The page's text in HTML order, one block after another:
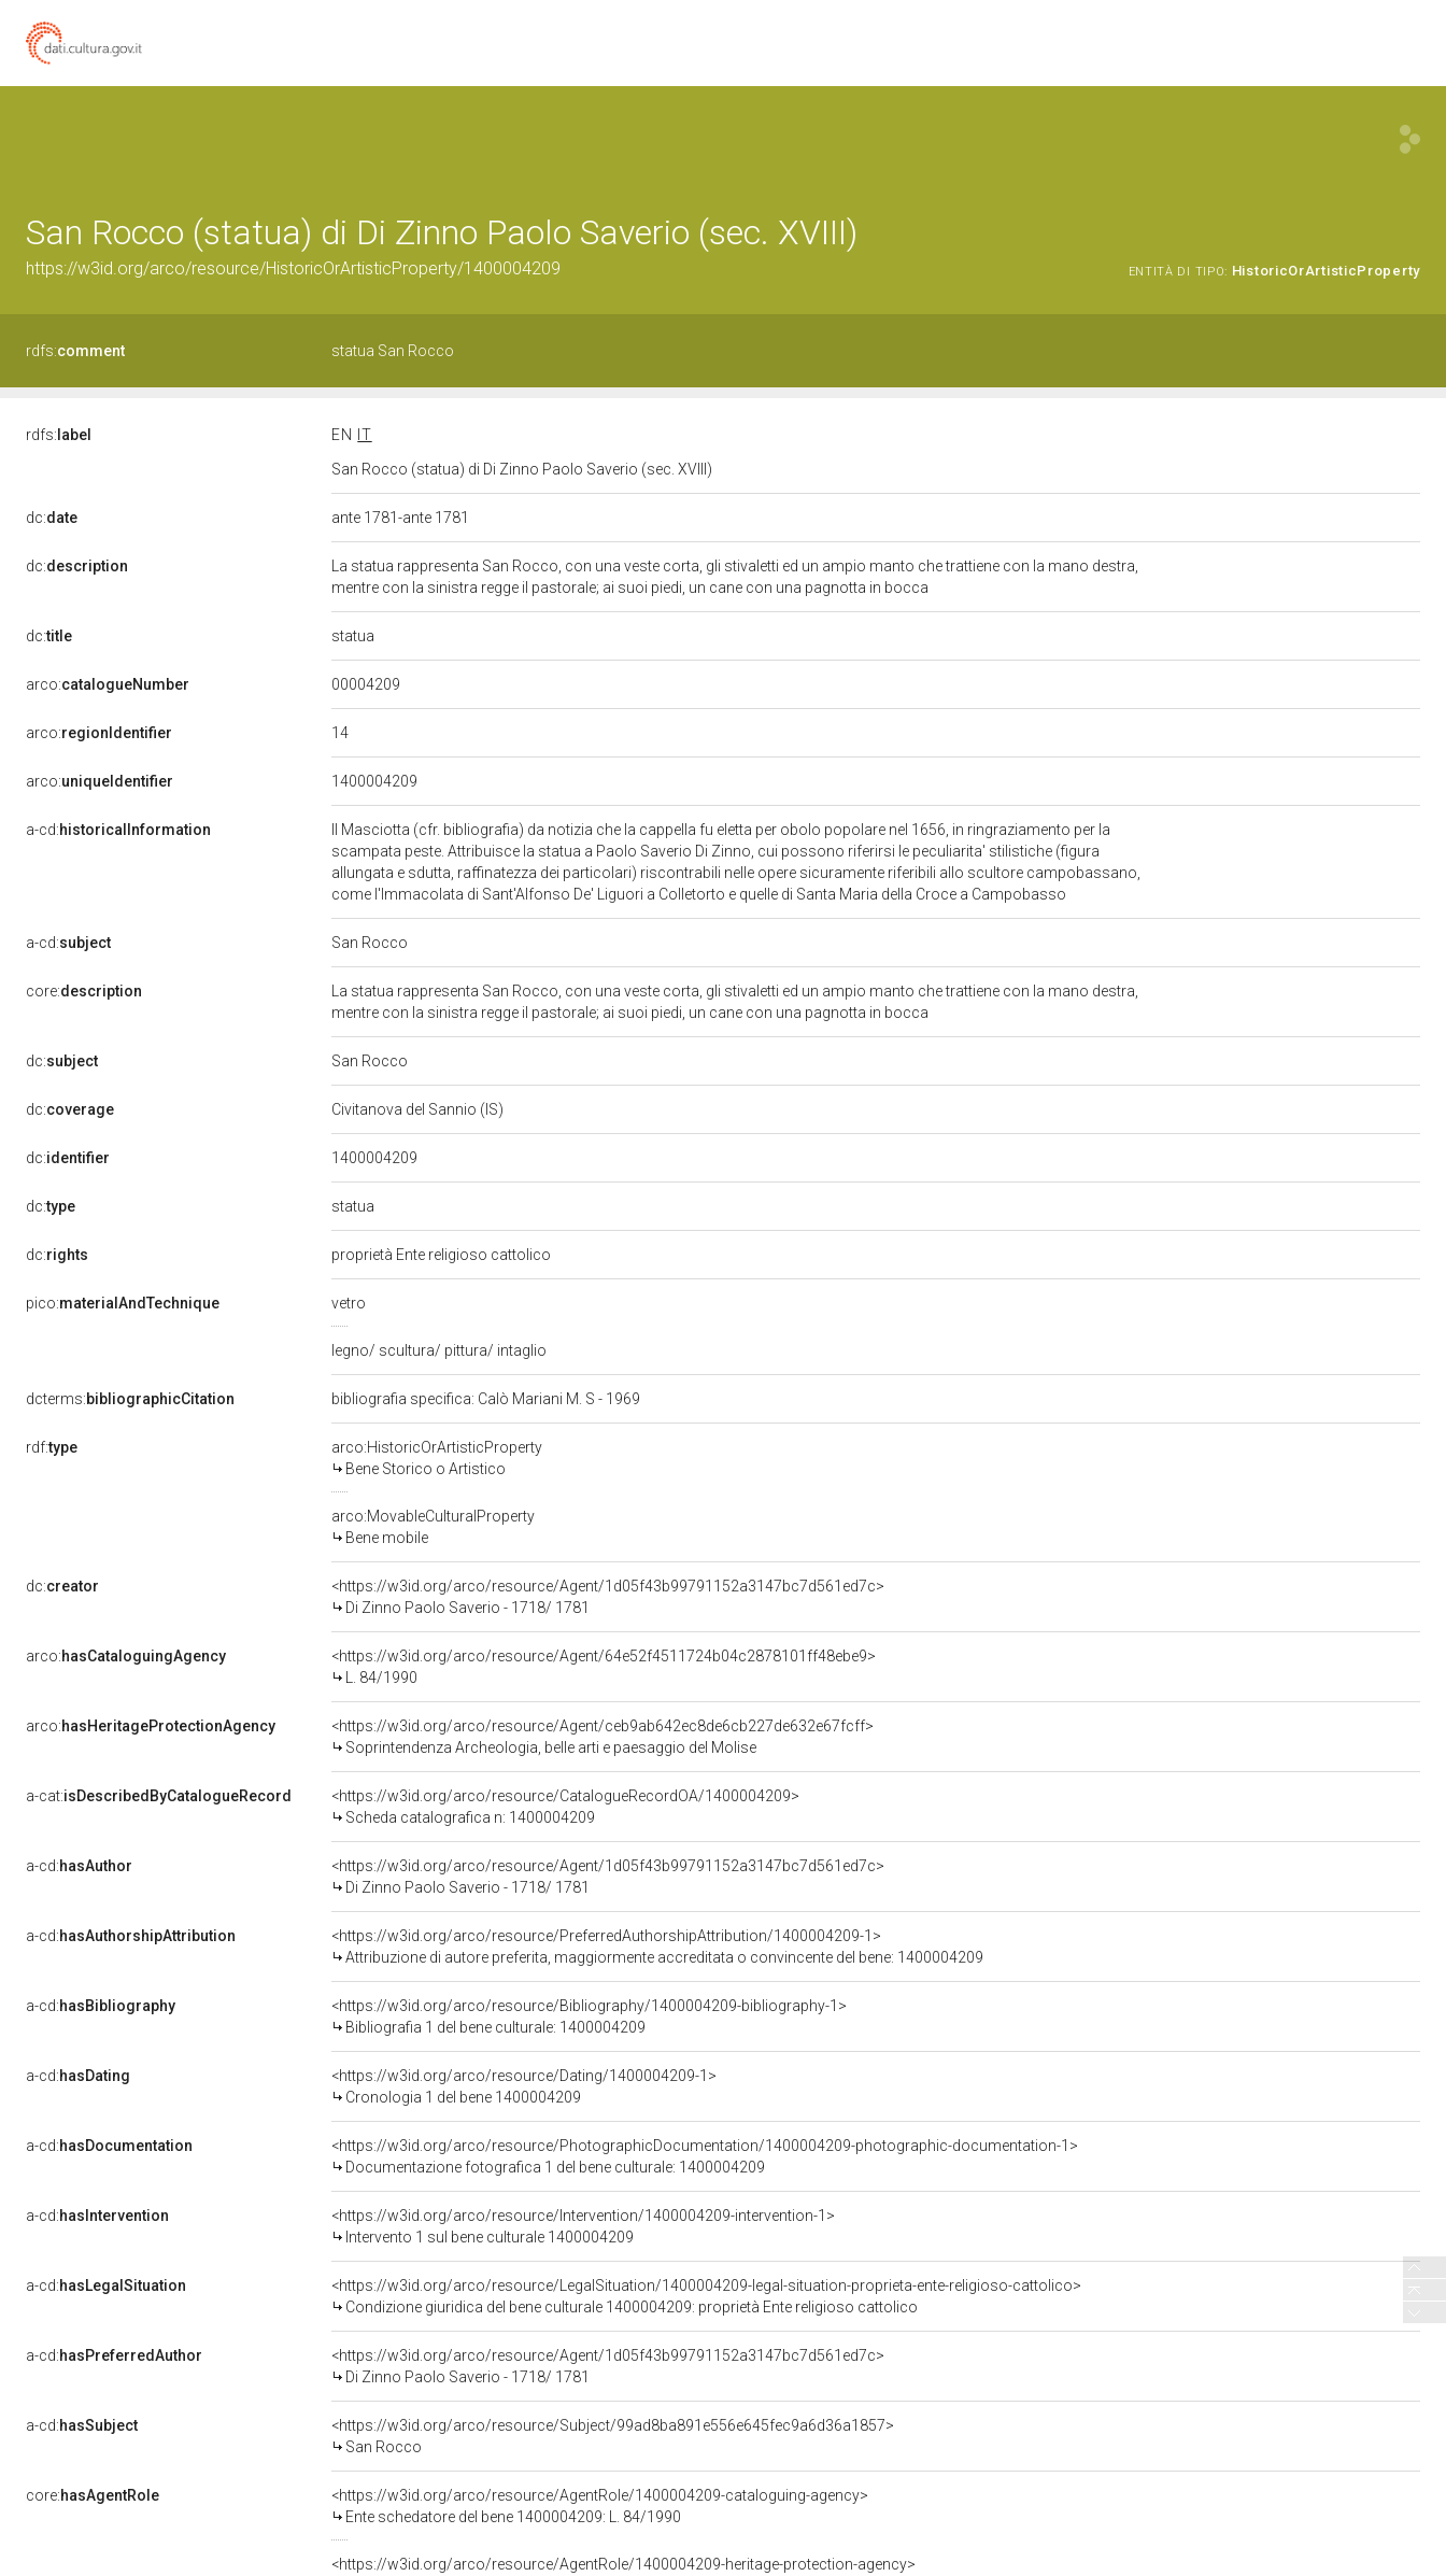
San Rocco (statua) di Di Zinno Paolo Saverio (sec. XVIII)
https://w3id.org/arco/resource/HistoricOrArtisticProperty/1400004209 ENTITÀ DI TIPO: HistoricOrArtisticProperty
rdfs:comment statua San Rocco
rdfs: label EN
IT
San Rocco (statua) di Di Zinno Paolo Saverio (sec. XVIII)
dc:date ante 1781-ante 1781
dc:description
La statua rappresenta San Rocco, con una veste corta, gli stivaletti ed un ampio manto che trattiene con la mano destra,
mentre con la sinistra regge il pastorale; ai suoi piedi, un cane con una pagnotta in bocca
dc:title statua
arco:catalogueNumber 00004209
arco:regionIdentifier 14
arco:uniqueIdentifier 1400004209
a-cd:historicalInformation
Il Masciotta (cfr. bibliografia) da notizia che la cappella fu eletta per obolo popolare nel 1656, in ringraziamento per la
scampata peste. Attribuisce la statua a Paolo Saverio Di Zinno, cui possono riferirsi le peculiarita' stilistiche (figura
allungata e sdutta, raffinatezza dei particolari) riscontrabili nelle opere sicuramente riferibili allo scultore campobassano,
come l'Immacolata di Sant'Alfonso De' Liguori a Colletorto e quelle di Santa Maria della Croce a Campobasso
a-cd:subject San Rocco
core:description
La statua rappresenta San Rocco, con una veste corta, gli stivaletti ed un ampio manto che trattiene con la mano destra,
mentre con la sinistra regge il pastorale; ai suoi piedi, un cane con una pagnotta in bocca
dc:subject San Rocco
dc:coverage Civitanova del Sannio (IS)
dc:identifier 1400004209
dc:type statua
dc:rights proprietà Ente religioso cattolico
pico:materialAndTechnique vetro
legno/ scultura/ pittura/ intaglio
dcterms:bibliographicCitation bibliografia specifica: Calò Mariani M. S - 1969
rdf:type
arco:HistoricOrArtisticProperty
Bene Storico o Artistico
arco:MovableCulturalProperty
Bene mobile
dc:creator
<https://w3id.org/arco/resource/Agent/1d05f43b99791152a3147bc7d561ed7c>
Di Zinno Paolo Saverio - 1718/ 1781
arco:hasCataloguingAgency
<https://w3id.org/arco/resource/Agent/64e52f4511724b04c2878101ff48ebe9>
L. 84/1990
arco:hasHeritageProtectionAgency
<https://w3id.org/arco/resource/Agent/ceb9ab642ec8de6cb227de632e67fcff>
Soprintendenza Archeologia, belle arti e paesaggio del Molise
a-cat:isDescribedByCatalogueRecord
<https://w3id.org/arco/resource/CatalogueRecordOA/1400004209>
Scheda catalografica n: 1400004209
a-cd:hasAuthor
<https://w3id.org/arco/resource/Agent/1d05f43b99791152a3147bc7d561ed7c>
Di Zinno Paolo Saverio - 1718/ 1781
a-cd:hasAuthorshipAttribution
<https://w3id.org/arco/resource/PreferredAuthorshipAttribution/1400004209-1>
Attribuzione di autore preferita, maggiormente accreditata o convincente del bene: 1400004209
a-cd:hasBibliography
<https://w3id.org/arco/resource/Bibliography/1400004209-bibliography-1>
Bibliografia 1 del bene culturale: 1400004209
a-cd:hasDating
<https://w3id.org/arco/resource/Dating/1400004209-1>
Cronologia 1 del bene 1400004209
a-cd:hasDocumentation
<https://w3id.org/arco/resource/PhotographicDocumentation/1400004209-photographic-documentation-1>
Documentazione fotografica 1 del bene culturale: 1400004209
a-cd:hasIntervention
<https://w3id.org/arco/resource/Intervention/1400004209-intervention-1>
Intervento 1 sul bene culturale 1400004209
a-cd:hasLegalSituation
<https://w3id.org/arco/resource/LegalSituation/1400004209-legal-situation-proprieta-ente-religioso-cattolico>
Condizione giuridica del bene culturale 1400004209: proprietà Ente religioso cattolico
a-cd:hasPreferredAuthor
<https://w3id.org/arco/resource/Agent/1d05f43b99791152a3147bc7d561ed7c>
Di Zinno Paolo Saverio - 1718/ 1781
a-cd:hasSubject
<https://w3id.org/arco/resource/Subject/99ad8ba891e556e645fec9a6d36a1857>
San Rocco
core:hasAgentRole
<https://w3id.org/arco/resource/AgentRole/1400004209-cataloguing-agency>
Ente schedatore del bene 1400004209: L. 84/1990
<https://w3id.org/arco/resource/AgentRole/1400004209-heritage-protection-agency>